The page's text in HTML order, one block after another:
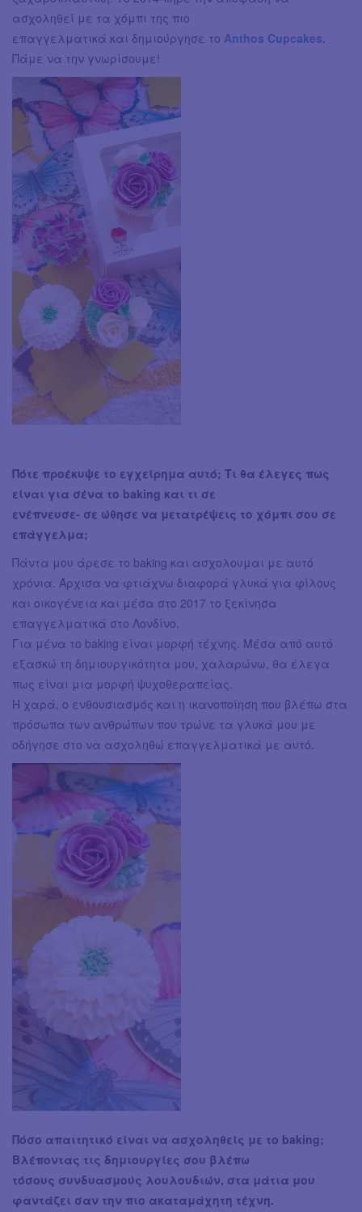
ασχοληθεί με τα χόμπι της πιο
επαγγελματικά και δημιούργησε το Anthos Cupcakes.
Πάμε να την γνωρίσουμε!
Πότε προέκυψε το εγχείρημα αυτό; Τι θα έλεγες πως
είναι για σένα το baking και τι σε
ενέπνευσε- σε ώθησε να μετατρέψεις το χόμπι σου σε
επάγγελμα;
Πάντα μου άρεσε το baking και ασχολουμαι με αυτό
χρόνια. Άρχισα να φτιάχνω διαφορά γλυκά για φίλους
και οικογένεια και μέσα στο 2017 το ξεκίνησα
επαγγελματικά στο Λονδίνο.
Για μένα το baking είναι μορφή τέχνης. Μέσα από αυτό
εξασκώ τη δημιουργικότητα μου, χαλαρώνω, θα έλεγα
πως είναι μια μορφή ψυχοθεραπείας.
Η χαρά, ο ενθουσιασμός και η ικανοποίηση που βλέπω στα
πρόσωπα των ανθρώπων που τρώνε τα γλυκά μου με
οδήγησε στο να ασχοληθώ επαγγελματικά με αυτό.
Πόσο απαιτητικό είναι να ασχοληθείς με το baking;
Βλέποντας τις δημιουργίες σου βλέπω
τόσους συνδυασμούς λουλουδιών, στα μάτια μου
φαντάζει σαν την πιο ακαταμάχητη τέχνη.